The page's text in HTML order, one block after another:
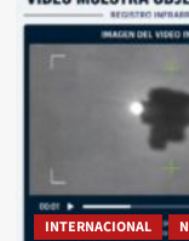
INTERNACIONAL